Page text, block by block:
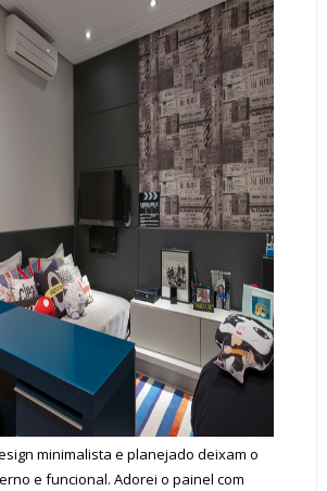
minimalista e planejado deixam o
e funcional. Adorei o painel com